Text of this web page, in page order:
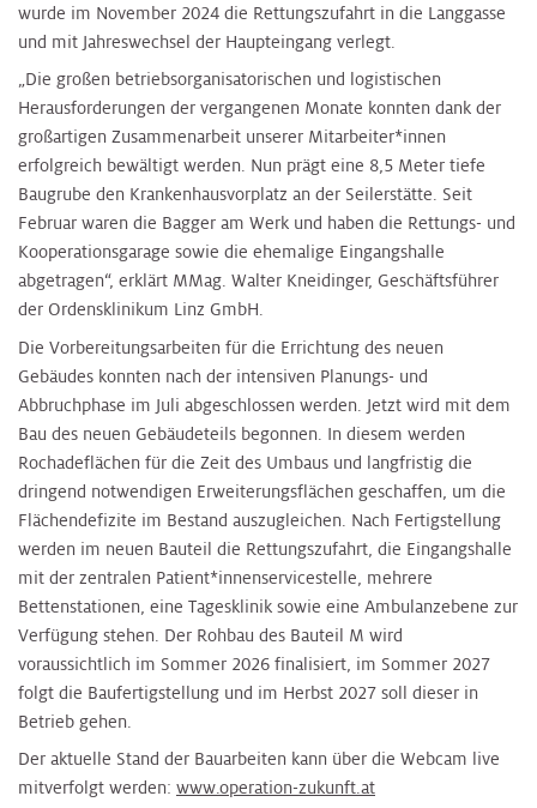
wurde im November 2024 die Rettungszufahrt in die Langgasse
und mit Jahreswechsel der Haupteingang verlegt.
„Die großen betriebsorganisatorischen und logistischen
Herausforderungen der vergangenen Monate konnten dank der
großartigen Zusammenarbeit unserer Mitarbeiter*innen
erfolgreich bewältigt werden. Nun prägt eine 8,5 Meter tiefe
Baugrube den Krankenhausvorplatz an der Seilerstätte. Seit
Februar waren die Bagger am Werk und haben die Rettungs- und
Kooperationsgarage sowie die ehemalige Eingangshalle
abgetragen“, erklärt MMag. Walter Kneidinger, Geschäftsführer
der Ordensklinikum Linz GmbH.
Die Vorbereitungsarbeiten für die Errichtung des neuen
Gebäudes konnten nach der intensiven Planungs- und
Abbruchphase im Juli abgeschlossen werden. Jetzt wird mit dem
Bau des neuen Gebäudeteils begonnen. In diesem werden
Rochadeflächen für die Zeit des Umbaus und langfristig die
dringend notwendigen Erweiterungsflächen geschaffen, um die
Flächendefizite im Bestand auszugleichen. Nach Fertigstellung
werden im neuen Bauteil die Rettungszufahrt, die Eingangshalle
mit der zentralen Patient*innenservicestelle, mehrere
Bettenstationen, eine Tagesklinik sowie eine Ambulanzebene zur
Verfügung stehen. Der Rohbau des Bauteil M wird
voraussichtlich im Sommer 2026 finalisiert, im Sommer 2027
folgt die Baufertigstellung und im Herbst 2027 soll dieser in
Betrieb gehen.
Der aktuelle Stand der Bauarbeiten kann über die Webcam live
mitverfolgt werden: www.operation-zukunft.at